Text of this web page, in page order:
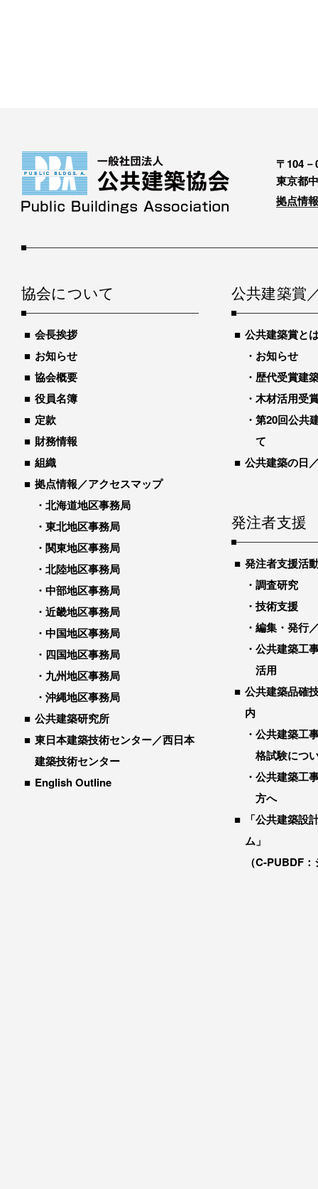
〒104－
東京都
拠点情
協会について
会長挨拶
お知らせ
協会概要
役員名簿
定款
財務情報
組織
拠点情報／アクセスマップ
北海道地区事務局
東北地区事務局
関東地区事務局
北陸地区事務局
中部地区事務局
近畿地区事務局
中国地区事務局
四国地区事務局
九州地区事務局
沖縄地区事務局
公共建築研究所
東日本建築技術センター／西日本
建築技術センター
English Outline
公共建築賞
公共建築賞と
お知らせ
歴代受賞建
木材活用受
第20回公共
て
公共建築の日
発注者支援
発注者支援活
調査研究
技術支援
編集・発行
公共建築工
活用
公共建築品確
内
公共建築工
格試験につ
公共建築工
方へ
「公共建築設
ム」
（C-PUBDF